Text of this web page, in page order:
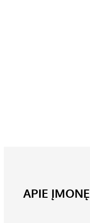
APIE ĮMONĘ